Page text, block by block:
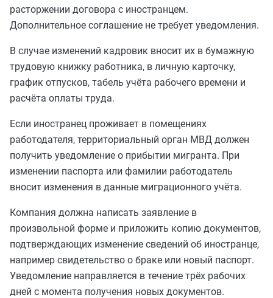
расторжении договора с иностранцем.
Дополнительное соглашение не требует уведомления.
В случае изменений кадровик вносит их в бумажную
трудовую книжку работника, в личную карточку,
график отпусков, табель учёта рабочего времени и
расчёта оплаты труда.
Если иностранец проживает в помещениях
работодателя, территориальный орган МВД должен
получить уведомление о прибытии мигранта. При
изменении паспорта или фамилии работодатель
вносит изменения в данные миграционного учёта.
Компания должна написать заявление в
произвольной форме и приложить копию документов,
подтверждающих изменение сведений об иностранце,
например свидетельство о браке или новый паспорт.
Уведомление направляется в течение трёх рабочих
дней с момента получения новых документов.